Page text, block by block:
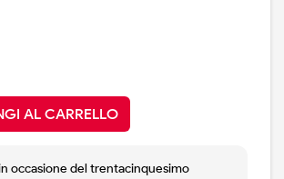
AL CARRELLO
in occasione del trentacinquesimo